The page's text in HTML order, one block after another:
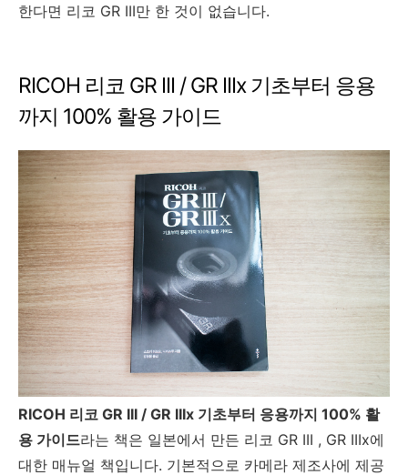
한다면 리코 GR III만 한 것이 없습니다.
RICOH 리코 GR III / GR IIIx 기초부터 응용
까지 100% 활용 가이드
RICOH 리코 GR III / GR IIIx 기초부터 응용까지 100% 활
용 가이드라는 책은 일본에서 만든 리코 GR III , GR IIIx에
대한 매뉴얼 책입니다. 기본적으로 카메라 제조사에 제공